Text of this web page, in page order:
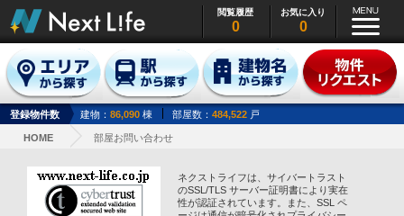
閲覧履歴
0
お気に入り
0
登録物件数 建物： 86,090 棟 部屋数： 484,522 戸
HOME 部屋お問い合わせ
ネクストライフは、サイバートラスト
のSSL/TLS サーバー証明書により実在
性が認証されています。また、SSL ペ